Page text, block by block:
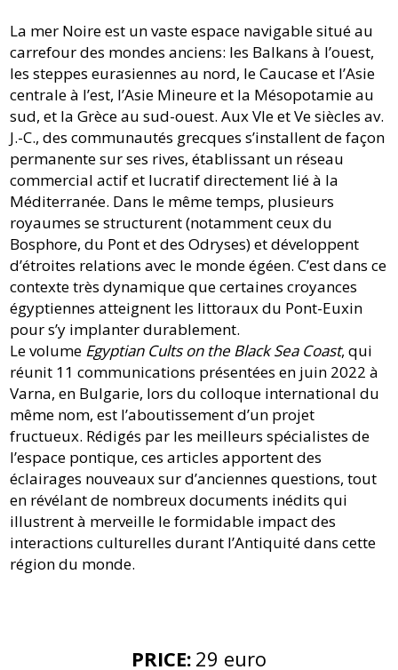
PRICE: 29 euro
La mer Noire est un vaste espace navigable situé au
carrefour des mondes anciens: les Balkans à l’ouest,
les steppes eurasiennes au nord, le Caucase et l’Asie
centrale à l’est, l’Asie Mineure et la Mésopotamie au
sud, et la Grèce au sud-ouest. Aux VIe et Ve siècles av.
J.-C., des communautés grecques s’installent de façon
permanente sur ses rives, établissant un réseau
commercial actif et lucratif directement lié à la
Méditerranée. Dans le même temps, plusieurs
royaumes se structurent (notamment ceux du
Bosphore, du Pont et des Odryses) et développent
d’étroites relations avec le monde égéen. C’est dans ce
contexte très dynamique que certaines croyances
égyptiennes atteignent les littoraux du Pont-Euxin
pour s’y implanter durablement.
Le volume Egyptian Cults on the Black Sea Coast, qui
réunit 11 communications présentées en juin 2022 à
Varna, en Bulgarie, lors du colloque international du
même nom, est l’aboutissement d’un projet
fructueux. Rédigés par les meilleurs spécialistes de
l’espace pontique, ces articles apportent des
éclairages nouveaux sur d’anciennes questions, tout
en révélant de nombreux documents inédits qui
illustrent à merveille le formidable impact des
interactions culturelles durant l’Antiquité dans cette
région du monde.